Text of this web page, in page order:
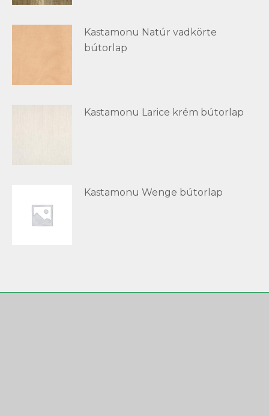
Kastamonu Natúr vadkörte
bútorlap
Kastamonu Larice krém bútorlap
Kastamonu Wenge bútorlap